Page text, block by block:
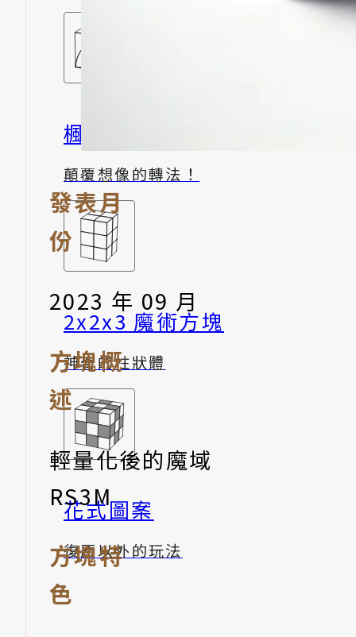
楓葉魔術方塊
顛覆想像的轉法！
2x2x3 魔術方塊
神奇的柱狀體
花式圖案
復原以外的玩法
發表月
份
2023 年 09 月
方塊概
述
輕量化後的魔域
RS3M
方塊特
色